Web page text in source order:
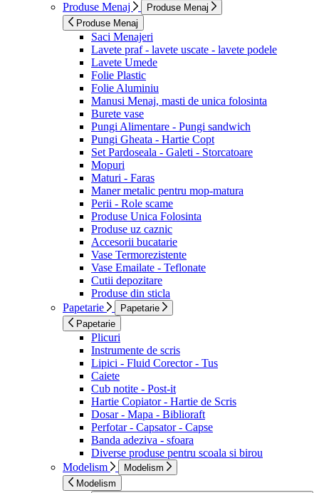
Produse Menaj
Produse Menaj
Produse Menaj
Saci Menajeri
Lavete praf - lavete uscate - lavete podele
Lavete Umede
Folie Plastic
Folie Aluminiu
Manusi Menaj, masti de unica folosinta
Burete vase
Pungi Alimentare - Pungi sandwich
Pungi Gheata - Hartie Copt
Set Pardoseala - Galeti - Storcatoare
Mopuri
Maturi - Faras
Maner metalic pentru mop-matura
Perii - Role scame
Produse Unica Folosinta
Produse uz caznic
Accesorii bucatarie
Vase Termorezistente
Vase Emailate - Teflonate
Cutii depozitare
Produse din sticla
Papetarie
Papetarie
Papetarie
Plicuri
Instrumente de scris
Lipici - Fluid Corector - Tus
Caiete
Cub notite - Post-it
Hartie Copiator - Hartie de Scris
Dosar - Mapa - Biblioraft
Perfotar - Capsator - Capse
Banda adeziva - sfoara
Diverse produse pentru scoala si birou
Modelism
Modelism
Modelism